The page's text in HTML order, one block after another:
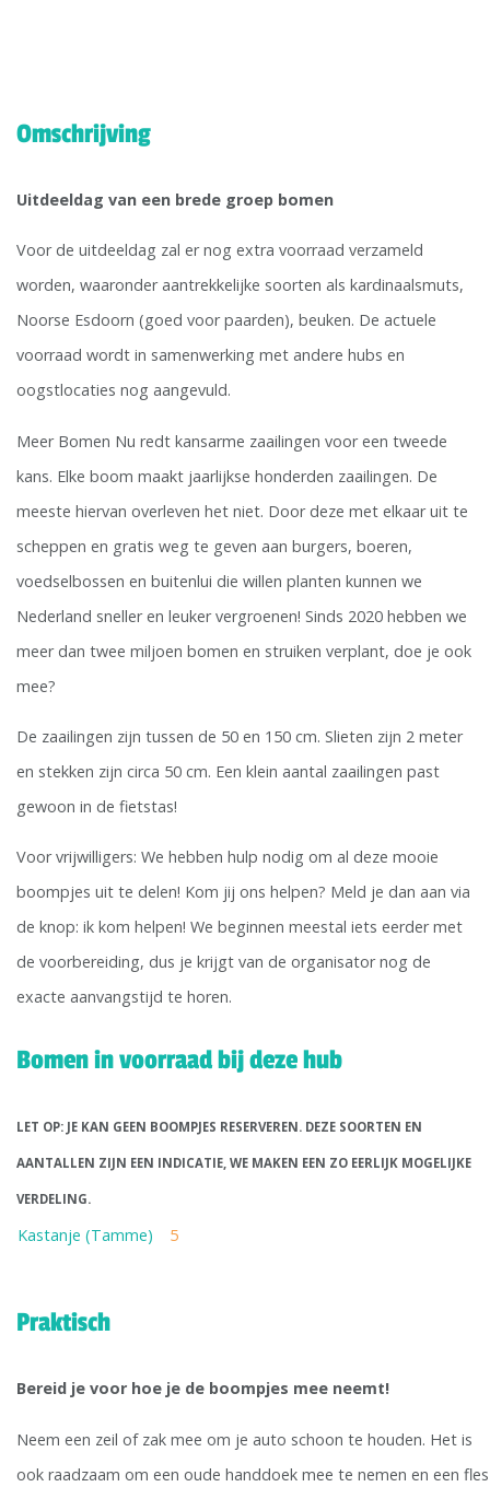
Omschrijving
Uitdeeldag van een brede groep bomen
Voor de uitdeeldag zal er nog extra voorraad verzameld
worden, waaronder aantrekkelijke soorten als kardinaalsmuts,
Noorse Esdoorn (goed voor paarden), beuken. De actuele
voorraad wordt in samenwerking met andere hubs en
oogstlocaties nog aangevuld.
Meer Bomen Nu redt kansarme zaailingen voor een tweede
kans. Elke boom maakt jaarlijkse honderden zaailingen. De
meeste hiervan overleven het niet. Door deze met elkaar uit te
scheppen en gratis weg te geven aan burgers, boeren,
voedselbossen en buitenlui die willen planten kunnen we
Nederland sneller en leuker vergroenen! Sinds 2020 hebben we
meer dan twee miljoen bomen en struiken verplant, doe je ook
mee?
De zaailingen zijn tussen de 50 en 150 cm. Slieten zijn 2 meter
en stekken zijn circa 50 cm. Een klein aantal zaailingen past
gewoon in de fietstas!
Voor vrijwilligers: We hebben hulp nodig om al deze mooie
boompjes uit te delen! Kom jij ons helpen? Meld je dan aan via
de knop: ik kom helpen! We beginnen meestal iets eerder met
de voorbereiding, dus je krijgt van de organisator nog de
exacte aanvangstijd te horen.
Bomen in voorraad bij deze hub
LET OP: JE KAN GEEN BOOMPJES RESERVEREN. DEZE SOORTEN EN
AANTALLEN ZIJN EEN INDICATIE, WE MAKEN EEN ZO EERLIJK MOGELIJKE
VERDELING.
Kastanje (Tamme) 5
Praktisch
Bereid je voor hoe je de boompjes mee neemt!
Neem een zeil of zak mee om je auto schoon te houden. Het is
ook raadzaam om een oude handdoek mee te nemen en een fles